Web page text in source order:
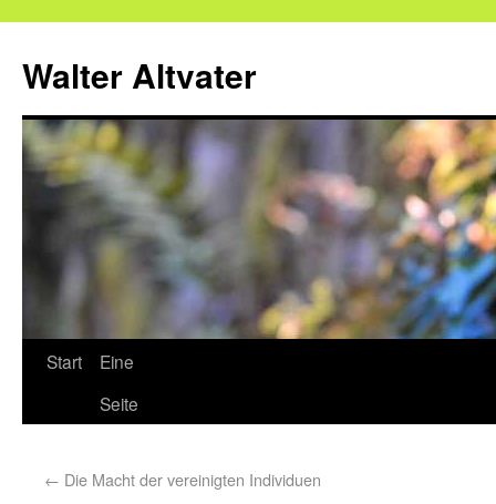
Walter Altvater
Start
Eine
Seite
← Die Macht der vereinigten Individuen